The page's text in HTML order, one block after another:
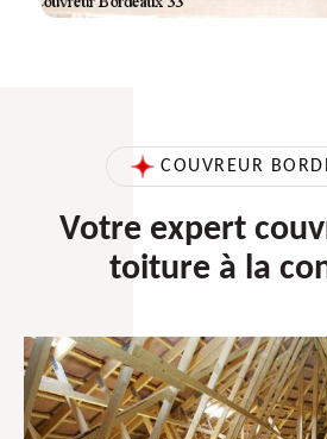
COUVREUR
Votre expert
toiture à la